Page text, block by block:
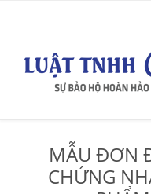
MẪU ĐƠN
CHỨNG